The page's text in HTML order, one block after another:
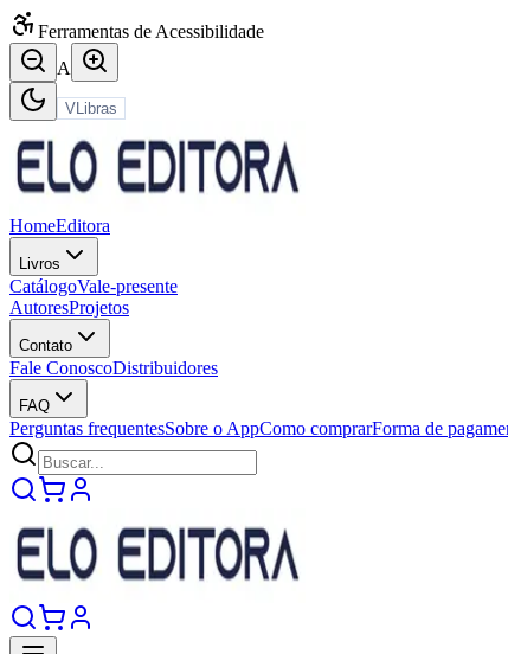
Ferramentas de Acessibilidade
A
VLibras
HomeEditora
Livros
CatálogoVale-presente
AutoresProjetos
Contato
Fale ConoscoDistribuidores
FAQ
Perguntas frequentesSobre o AppComo comprarForma de